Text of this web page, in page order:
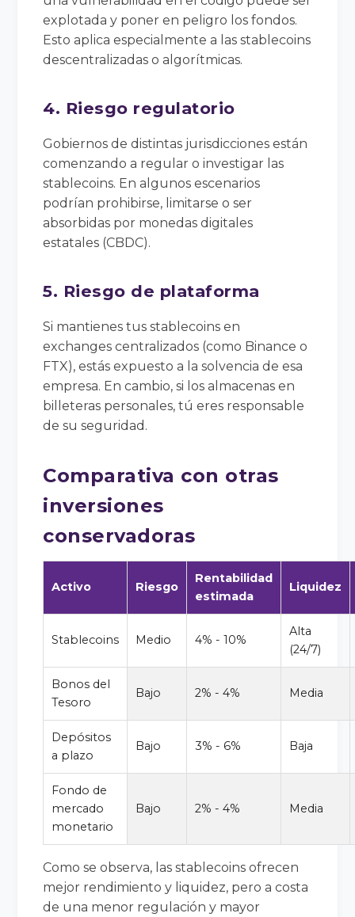
explotada y poner en peligro los fondos.
Esto aplica especialmente a las stablecoins
descentralizadas o algorítmicas.
4. Riesgo regulatorio
Gobiernos de distintas jurisdicciones están
comenzando a regular o investigar las
stablecoins. En algunos escenarios
podrían prohibirse, limitarse o ser
absorbidas por monedas digitales
estatales (CBDC).
5. Riesgo de plataforma
Si mantienes tus stablecoins en
exchanges centralizados (como Binance o
FTX), estás expuesto a la solvencia de esa
empresa. En cambio, si los almacenas en
billeteras personales, tú eres responsable
de su seguridad.
Comparativa con otras
inversiones
conservadoras
Activo Riesgo
Rentabilidad
estimada
Liquidez
Stablecoins Medio 4% - 10%
Alta
(24/7)
Bonos del
Tesoro
Bajo 2% - 4% Media
Depósitos
a plazo
Bajo 3% - 6% Baja
Fondo de
mercado
monetario
Bajo 2% - 4% Media
Como se observa, las stablecoins ofrecen
mejor rendimiento y liquidez, pero a costa
de una menor regulación y mayor